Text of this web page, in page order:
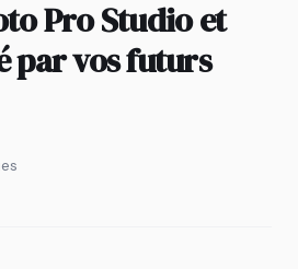
Pro Studio et
par vos futurs